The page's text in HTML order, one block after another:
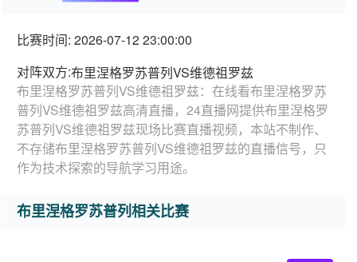
比赛时间: 2026-07-12 23:00:00
对阵双方:布里涅格罗苏普列VS维德祖罗兹
布里涅格罗苏普列VS维德祖罗兹：在线看布里涅格罗苏
普列VS维德祖罗兹高清直播，24直播网提供布里涅格罗
苏普列VS维德祖罗兹现场比赛直播视频，本站不制作、
不存储布里涅格罗苏普列VS维德祖罗兹的直播信号，只
作为技术探索的导航学习用途。
布里涅格罗苏普列相关比赛